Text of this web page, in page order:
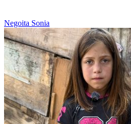
Negoita Sonia